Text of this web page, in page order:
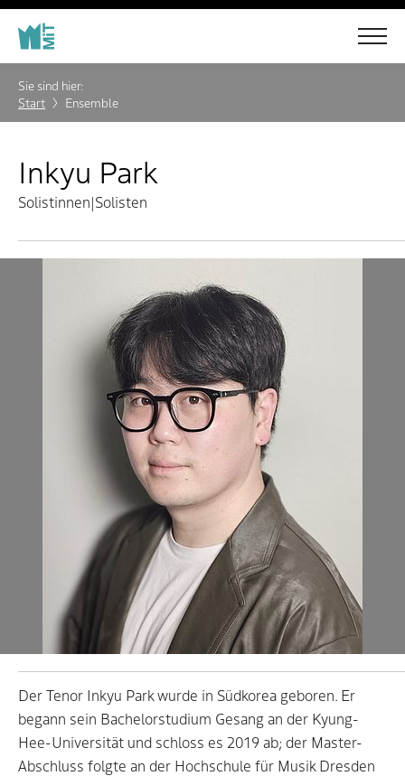
Sie sind hier:
Start
Ensemble
Inkyu Park
Solistinnen|Solisten
Der Tenor Inkyu Park wurde in Südkorea geboren. Er
begann sein Bachelorstudium Gesang an der Kyung-
Hee-Universität und schloss es 2019 ab; der Master-
Abschluss folgte an der Hochschule für Musik Dresden